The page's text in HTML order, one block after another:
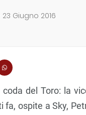
23 Giugno 2016
coda del Toro: la
fa, ospite a Sky,